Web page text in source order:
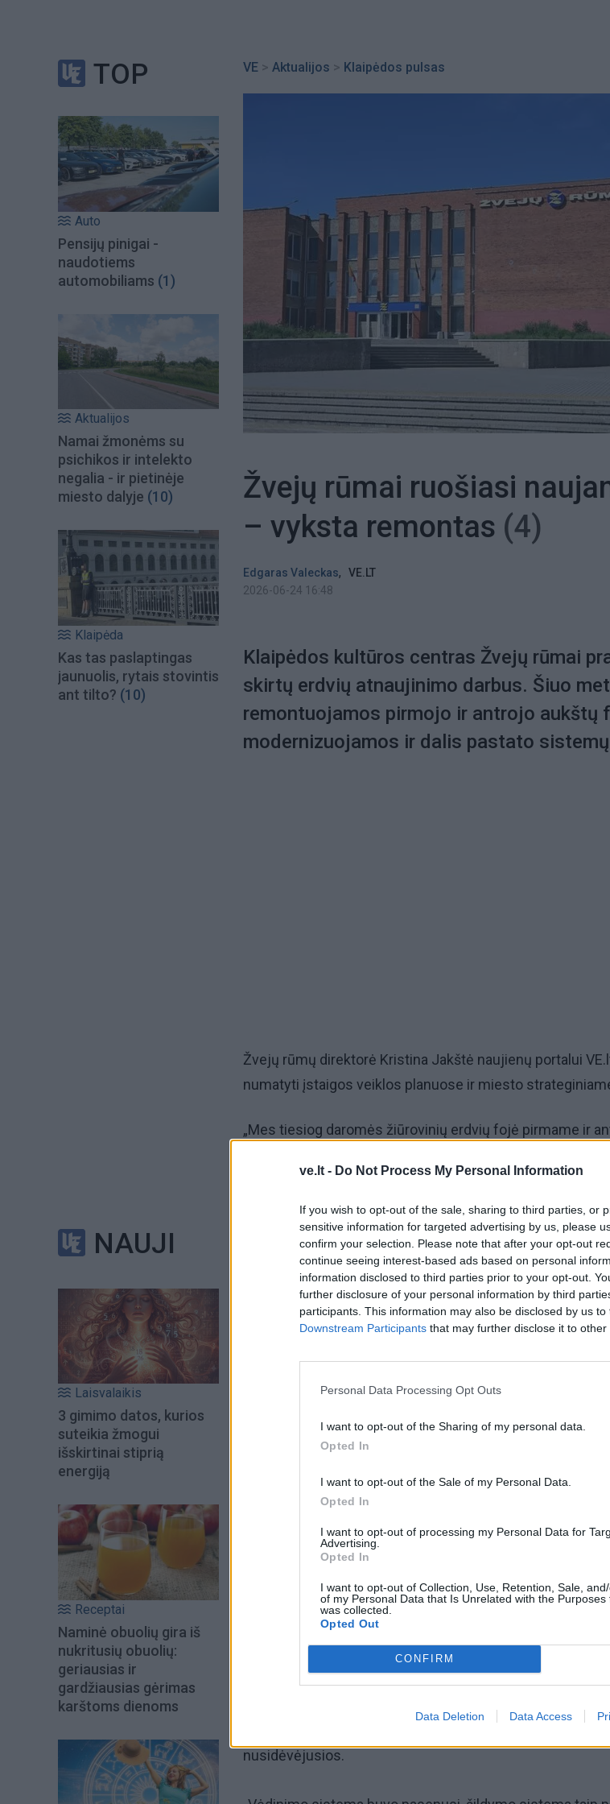
ve.lt - Do Not Process My Personal Information
If you wish to opt-out of the sale, sharing to third parties, or
sensitive information for targeted advertising by us, please
confirm your selection. Please note that after your opt-out
continue seeing interest-based ads based on personal
information disclosed to third parties prior to your opt-out.
further disclosure of your personal information by third
participants. This information may also be disclosed by us
Downstream Participants that may further disclose it to other
Personal Data Processing Opt Outs
I want to opt-out of the Sharing of my personal data.
Opted In
I want to opt-out of the Sale of my Personal Data.
Opted In
I want to opt-out of processing my Personal Data for
Advertising.
Opted In
I want to opt-out of Collection, Use, Retention, Sale,
of my Personal Data that Is Unrelated with the Purposes
was collected.
Opted Out
CONFIRM
Data Deletion Data Access
TOP
Auto
Pensijų pinigai -
naudotiems
automobiliams (1)
Aktualijos
Namai žmonėms su
psichikos ir intelekto
negalia - ir pietinėje
miesto dalyje (10)
Klaipėda
Kas tas paslaptingas
jaunuolis, rytais stovintis
ant tilto? (10)
NAUJI
Laisvalaikis
3 gimimo datos, kurios
suteikia žmogui
išskirtinai stiprią
energiją
Receptai
Naminė obuolių gira iš
nukritusių obuolių:
geriausias ir
gardžiausias gėrimas
karštoms dienoms
VE > Aktualijos > Klaipėdos pulsas
Žvejų rūmai ruošiasi
– vyksta remontas (4)
Edgaras Valeckas,
VE.LT
2026-06-24 16:48
Klaipėdos kultūros centras Žvejų rūmai
skirtų erdvių atnaujinimo darbus. Šiuo
remontuojamos pirmojo ir antrojo aukštų
modernizuojamos ir dalis pastato
Žvejų rūmų direktorė Kristina Jakštė naujienų portalui
numatyti įstaigos veiklos planuose ir miesto
„Mes tiesiog daromės žiūrovinių erdvių fojė pirmame ir
tvarko radiatorius, šilumos punktą ir vėdinimą“, – teigė K.
Pasak direktorės, darbai finansuojami Klaipėdos
Preliminariais skaičiavimais, projekto vertė siekia apie 1,5
planuojama užbaigti rugsėjo pabaigoje.
nusidėvėjusios.